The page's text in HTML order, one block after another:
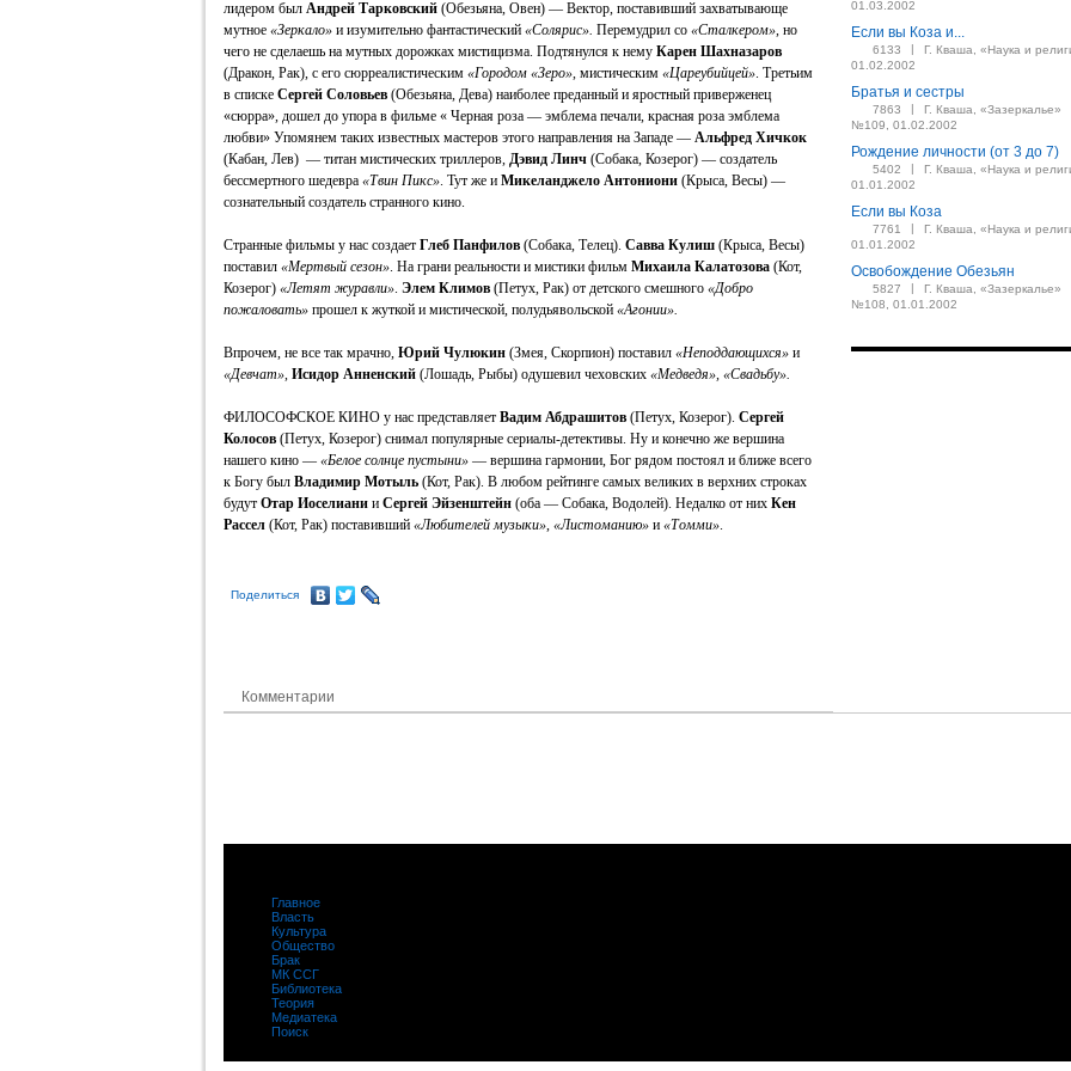
лидером был Андрей Тарковский (Обезьяна, Овен) — Вектор, поставивший захватывающе
мутное «Зеркало» и изумительно фантастический «Солярис». Перемудрил со «Сталкером», но
чего не сделаешь на мутных дорожках мистицизма. Подтянулся к нему Карен Шахназаров
(Дракон, Рак), с его сюрреалистическим «Городом «Зеро», мистическим «Цареубийцей». Третьим
в списке Сергей Соловьев (Обезьяна, Дева) наиболее преданный и яростный приверженец
«сюрра», дошел до упора в фильме « Черная роза — эмблема печали, красная роза эмблема
любви» Упомянем таких известных мастеров этого направления на Западе — Альфред Хичкок
(Кабан, Лев) — титан мистических триллеров, Дэвид Линч (Собака, Козерог) — создатель
бессмертного шедевра «Твин Пикс». Тут же и Микеланджело Антониони (Крыса, Весы) —
сознательный создатель странного кино.
Странные фильмы у нас создает Глеб Панфилов (Собака, Телец). Савва Кулиш (Крыса, Весы)
поставил «Мертвый сезон». На грани реальности и мистики фильм Михаила Калатозова (Кот,
Козерог) «Летят журавли». Элем Климов (Петух, Рак) от детского смешного «Добро
пожаловать» прошел к жуткой и мистической, полудьявольской «Агонии».
Впрочем, не все так мрачно, Юрий Чулюкин (Змея, Скорпион) поставил «Неподдающихся» и
«Девчат», Исидор Анненский (Лошадь, Рыбы) одушевил чеховских «Медведя», «Свадьбу».
ФИЛОСОФСКОЕ КИНО у нас представляет Вадим Абдрашитов (Петух, Козерог). Сергей
Колосов (Петух, Козерог) снимал популярные сериалы-детективы. Ну и конечно же вершина
нашего кино — «Белое солнце пустыни» — вершина гармонии, Бог рядом постоял и ближе всего
к Богу был Владимир Мотыль (Кот, Рак). В любом рейтинге самых великих в верхних строках
будут Отар Иоселиани и Сергей Эйзенштейн (оба — Собака, Водолей). Недалко от них Кен
Рассел (Кот, Рак) поставивший «Любителей музыки», «Листоманию» и «Томми».
Поделиться
Комментарии
01.03.2002
Если вы Коза и...
6133 |
Г. Кваша, «Наука и
01.02.2002
Братья и сестры
7863 |
Г. Кваша, «Зазеркалье»
№109, 01.02.2002
Рождение личности (от 3 до 7)
5402 |
Г. Кваша, «Наука и
01.01.2002
Если вы Коза
7761 |
Г. Кваша, «Наука и
01.01.2002
Освобождение Обезьян
5827 |
Г. Кваша, «Зазеркалье»
№108, 01.01.2002
Главное
Власть
Культура
Общество
Брак
МК ССГ
Библиотека
Теория
Медиатека
Поиск